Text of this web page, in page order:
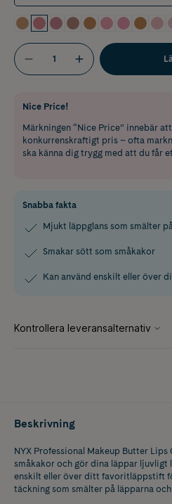
Nice Price!
Märkningen “Nice Price” innebär
konkurrenskraftigt pris – ofta
ska känna dig trygg med att du får
Snabba fakta
Mjukt läppglans som smälter
Smakar sött som småkakor
Kan använd enskilt eller över
Beskrivning
NYX Professional Makeup Butter Lips
småkakor och gör dina läppar ljuvligt
enskilt eller över ditt favoritläppstift
täckning som smälter på läpparna